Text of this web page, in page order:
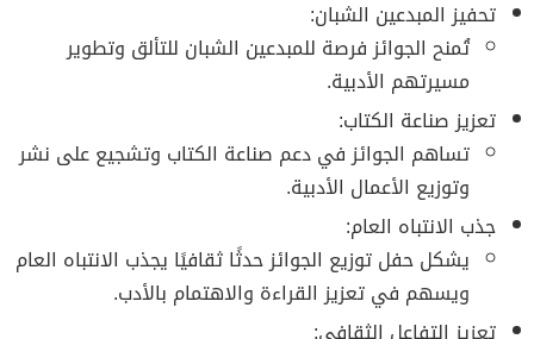
تحفيز المبدعين الشبان:
تُمنح الجوائز فرصة للمبدعين الشبان للتألق وتطوير
مسيرتهم الأدبية.
تعزيز صناعة الكتاب:
تساهم الجوائز في دعم صناعة الكتاب وتشجيع على نشر
وتوزيع الأعمال الأدبية.
جذب الانتباه العام:
يشكل حفل توزيع الجوائز حدثًا ثقافيًا يجذب الانتباه العام
ويسهم في تعزيز القراءة والاهتمام بالأدب.